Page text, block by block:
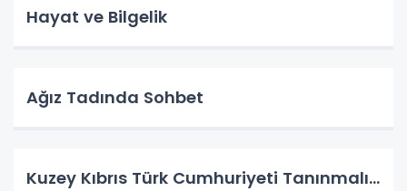
Hayat ve Bilgelik
Ağız Tadında Sohbet
Kuzey Kıbrıs Türk Cumhuriyeti Tanınmalı…